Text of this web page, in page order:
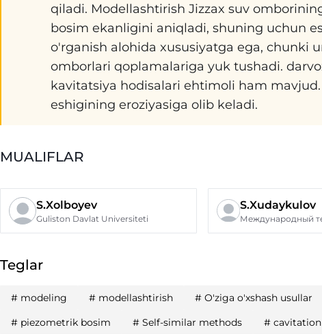
qiladi. Modellashtirish Jizzax suv
bosim ekanligini aniqladi, shuning uchun
o'rganish alohida xususiyatga ega, chunki
omborlari qoplamalariga yuk tushadi.
kavitatsiya hodisalari ehtimoli ham
eshigining eroziyasiga olib keladi.
MUALIFLAR
S.Xolboyev
Guliston Davlat Universiteti
S.Xudaykulov
Teglar
# modeling # modellashtirish # O'ziga o'xshash usullar
# piezometrik bosim # Self-similar methods # cavitation